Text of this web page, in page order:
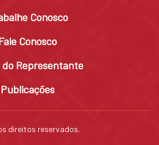
Conosco
Conosco
Representante
Publicações
direitos reservados.